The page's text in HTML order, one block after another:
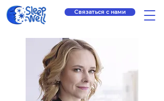
Связаться с нами